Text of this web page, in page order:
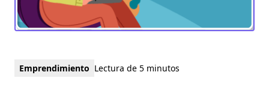
Emprendimiento Lectura de 5 minutos